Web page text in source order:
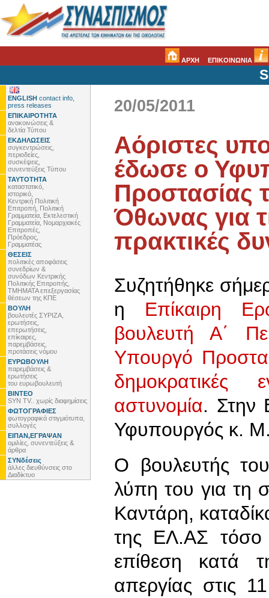
ΑΡΧΗ ΕΠΙΚΟΙΝΩΝΙΑ
ENGLISH contact info,
press releases
ΕΠΙΚΑΙΡΟΤΗΤΑ
ανακοινώσεις &
δελτία Τύπου
ΕΚΔΗΛΩΣΕΙΣ
συγκεντρώσεις,
περιοδείες,
συσκέψεις,
συνεντεύξεις Τύπου
ΤΑΥΤΟΤΗΤΑ
καταστατικό,
ιστορικό,
Κεντρική Πολιτική
Επιτροπή, Πολιτική
Γραμματεία, Εκτελεστική
Γραμματεία, Νομαρχιακές
Επιτροπές,
Πρόεδρος,
Γραμματέας
ΘΕΣΕΙΣ
πολιτικές αποφάσεις
συνεδρίων &
συνόδων Κεντρικής
Πολιτικής Επιτροπής,
ΤΜΗΜΑΤΑ επεξεργασίας
θέσεων της ΚΠΕ
ΒΟΥΛΗ
βουλευτές ΣΥΡΙΖΑ,
ερωτήσεις,
επερωτήσεις,
επίκαιρες,
παρεμβάσεις,
προτάσεις νόμου
ΕΥΡΩΒΟΥΛΗ
παρεμβάσεις &
ερωτήσεις
του ευρωβουλευτή
ΒΙΝΤΕΟ
SYN TV.. χωρίς διαφημίσεις
ΦΩΤΟΓΡΑΦΙΕΣ
φωτογραφικά στιγμιότυπα,
συλλογές
ΕΙΠΑΝ,ΕΓΡΑΨΑΝ
ομιλίες, συνεντεύξεις &
άρθρα
ΣΥΝδέσεις
άλλες διευθύνσεις στο
Διαδίκτυο
20/05/2011
Αόριστες
έδωσε ο
Προστασίας
Όθωνας για
πρακτικές
Συζητήθηκε
η Επίκαιρη
βουλευτή Α΄
Υπουργό
αστυνομία. Στην
Υφυπουργός κ.
Ο βουλευτής
λύπη του για τη
Καντάρη,
της ΕΛ.ΑΣ τόσο
επίθεση κατά
απεργίας στις